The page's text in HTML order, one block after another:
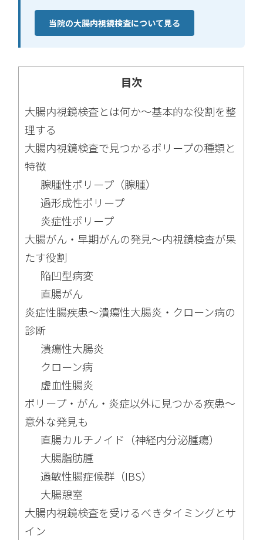
当院の大腸内視鏡検査について見る
目次
大腸内視鏡検査とは何か〜基本的な役割を整
理する
大腸内視鏡検査で見つかるポリープの種類と
特徴
腺腫性ポリープ（腺腫）
過形成性ポリープ
炎症性ポリープ
大腸がん・早期がんの発見〜内視鏡検査が果
たす役割
陥凹型病変
直腸がん
炎症性腸疾患〜潰瘍性大腸炎・クローン病の
診断
潰瘍性大腸炎
クローン病
虚血性腸炎
ポリープ・がん・炎症以外に見つかる疾患〜
意外な発見も
直腸カルチノイド（神経内分泌腫瘍）
大腸脂肪腫
過敏性腸症候群（IBS）
大腸憩室
大腸内視鏡検査を受けるべきタイミングとサ
イン